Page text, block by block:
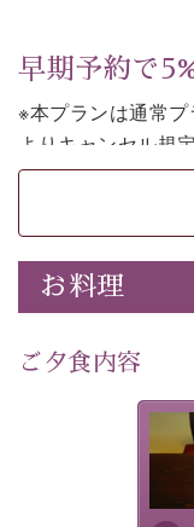
早期予約で
※本プランは通常
よりキャンセル規
※本プランは素泊
まで）」をご利用
上諏訪温泉しんゆ
意しております。
諏訪湖の穏やかな
温かいおもてなし
り特別なものにし
早めのご予約で、
お料理
ご夕食内容
夕食
場合
お選